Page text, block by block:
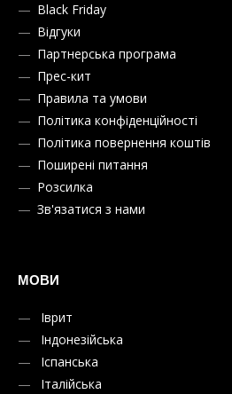
Black Friday
Відгуки
Партнерська програма
Прес-кит
Правила та умови
Політика конфіденційності
Політика повернення коштів
Поширені питання
Розсилка
Зв'язатися з нами
МОВИ
Іврит
Індонезійська
Іспанська
Італійська